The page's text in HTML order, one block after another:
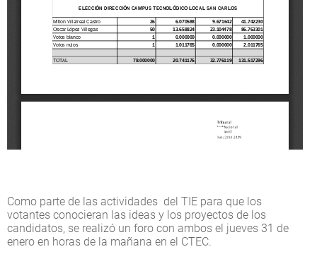
Como parte de las actividades del TIE para que los
votantes conocieran las ideas y los proyectos de los
candidatos, se realizó un foro con ambos el jueves 31 de
enero en horas de la mañana en el CTEC.